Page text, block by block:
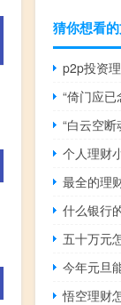
猜你想看
p2p投资
“倚门应已
“白云空断
个人理财
最全的理
什么银行
五十万元
今年元旦
悟空理财